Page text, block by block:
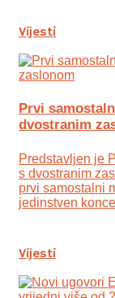
Vijesti
Prvi
dvostranim
Predstavljen je
s dvostranim
prvi samostalni
jedinstven
Vijesti